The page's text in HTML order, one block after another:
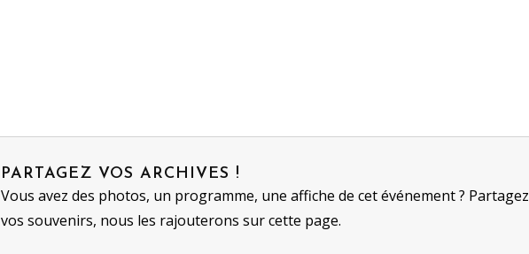
PARTAGEZ VOS ARCHIVES !
Vous avez des photos, un programme, une affiche de cet événement ? Partagez
vos souvenirs, nous les rajouterons sur cette page.